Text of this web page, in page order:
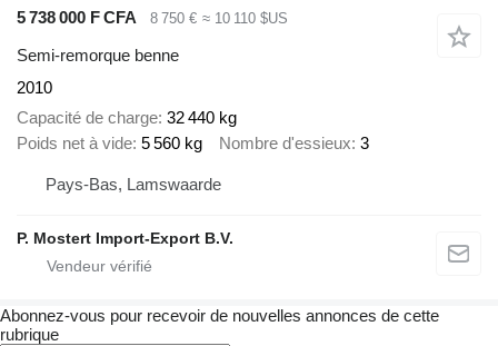
5 738 000 F CFA 8 750 € ≈ 10 110 $US
Semi-remorque benne
2010
Capacité de charge 32 440 kg
Poids net à vide 5 560 kg Nombre d'essieux 3
Pays-Bas, Lamswaarde
P. Mostert Import-Export B.V.
Abonnez-vous pour recevoir de nouvelles annonces de cette
rubrique